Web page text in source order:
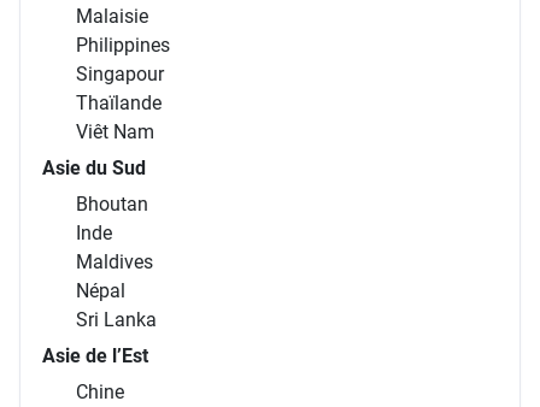
Malaisie
Philippines
Singapour
Thaïlande
Viêt Nam
Asie du Sud
Bhoutan
Inde
Maldives
Népal
Sri Lanka
Asie de l’Est
Chine